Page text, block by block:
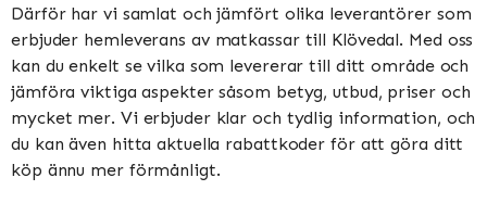
Därför har vi samlat och jämfört olika leverantörer som
erbjuder hemleverans av matkassar till Klövedal. Med oss
kan du enkelt se vilka som levererar till ditt område och
jämföra viktiga aspekter såsom betyg, utbud, priser och
mycket mer. Vi erbjuder klar och tydlig information, och
du kan även hitta aktuella rabattkoder för att göra ditt
köp ännu mer förmånligt.